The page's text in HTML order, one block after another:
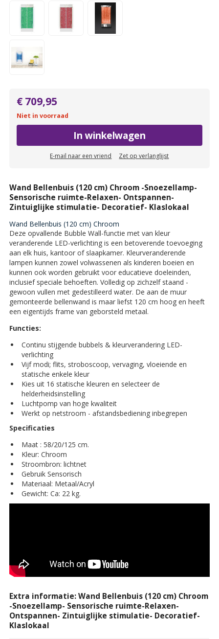
€ 709,95
Niet in voorraad
In winkelwagen
E-mail naar een vriend Zet op verlanglijst
Wand Bellenbuis (120 cm) Chroom -Snoezellamp-
Sensorische ruimte-Relaxen- Ontspannen-
Zintuiglijke stimulatie- Decoratief- Klaslokaal
Wand Bellenbuis (120 cm) Chroom
Deze opvallende Bubble Wall-functie met van kleur
veranderende LED-verlichting is een betoverende toevoeging
aan elk huis, kantoor of slaapkamer. Kleurveranderende
lampen kunnen zowel volwassenen als kinderen boeien en
kunnen ook worden gebruikt voor educatieve doeleinden,
inclusief speciale behoeften. Volledig op zichzelf staand -
gewoon vullen met gedestilleerd water. De aan de muur
gemonteerde bellenwand is maar liefst 120 cm hoog en heeft
een eigentijds frame van geborsteld metaal.
Functies:
Continu stijgende bubbels & kleurverandering LED-
verlichting
Vijf modi; flits, stroboscoop, vervaging, vloeiende en
statische enkele kleur
Kies uit 16 statische kleuren en selecteer de
helderheidsinstelling
Luchtpomp van hoge kwaliteit
Werkt op netstroom - afstandsbediening inbegrepen
Specificaties
Maat : 58/20/125 cm.
Kleur: Chroom
Stroombron: lichtnet
Gebruik Sensorisch
Materiaal: Metaal/Acryl
Gewicht: Ca: 22 kg.
Extra informatie: Wand Bellenbuis (120 cm) Chroom
-Snoezellamp- Sensorische ruimte-Relaxen-
Ontspannen- Zintuiglijke stimulatie- Decoratief-
Klaslokaal